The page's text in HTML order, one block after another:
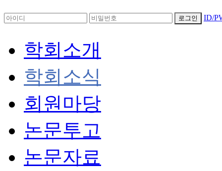
로그인 ID/
학회소개
학회소식
회원마당
논문투고
논문자료